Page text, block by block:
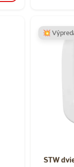
STW
💥